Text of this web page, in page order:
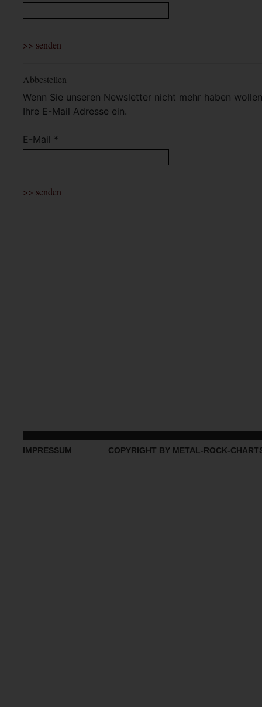
Abbestellen
Wenn Sie unseren Newsletter nicht mehr haben
Ihre E-Mail Adresse ein.
E-Mail *
IMPRESSUM COPYRIGHT BY METAL-ROCK-